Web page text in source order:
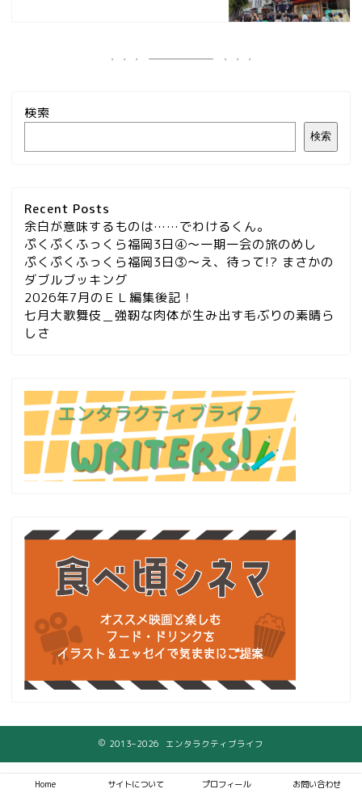
検索
検索
Recent Posts
余白が意味するものは……でわけるくん。
ぷくぷくふっくら福岡3日④～一期一会の旅のめし
ぷくぷくふっくら福岡3日③～え、待って!? まさかの
ダブルブッキング
2026年7月のＥＬ編集後記！
七月大歌舞伎＿強靭な肉体が生み出す毛ぶりの素晴ら
しさ
2013–2026 エンタラクティブライフ
Home サイトについて プロフィール お問い合わせ